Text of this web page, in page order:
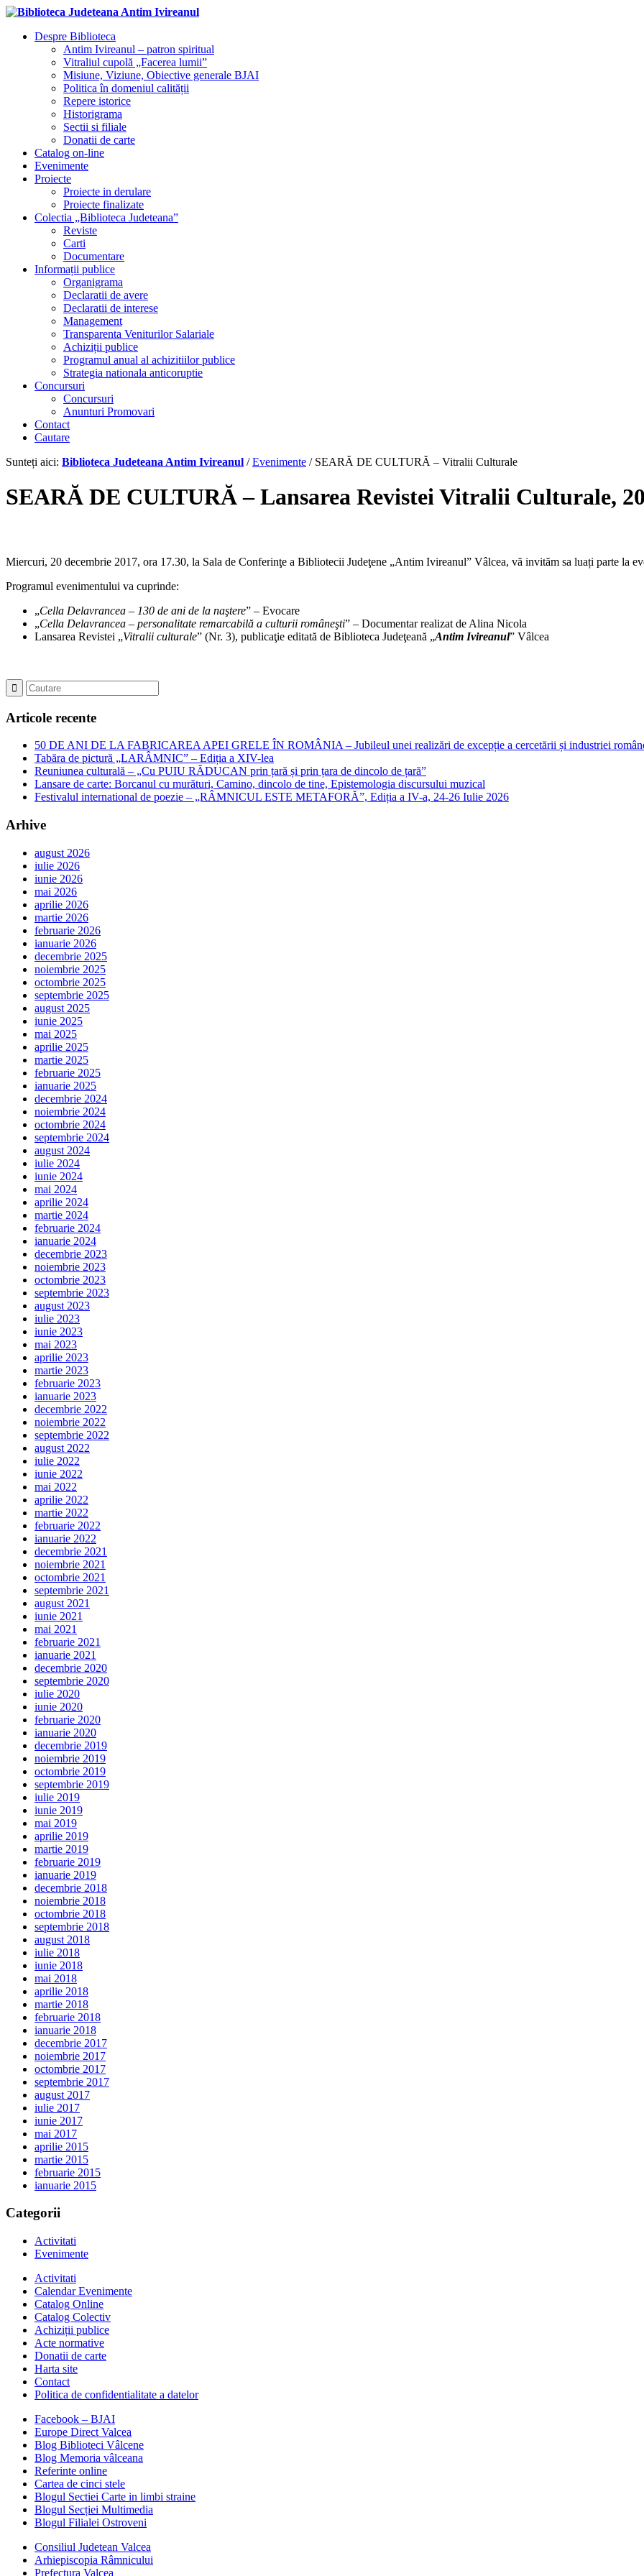
Despre Biblioteca
Antim Ivireanul – patron spiritual
Vitraliul cupolă „Facerea lumii”
Misiune, Viziune, Obiective generale BJAI
Politica în domeniul calității
Repere istorice
Historigrama
Sectii si filiale
Donatii de carte
Catalog on-line
Evenimente
Proiecte
Proiecte in derulare
Proiecte finalizate
Colectia „Biblioteca Judeteana”
Reviste
Carti
Documentare
Informații publice
Organigrama
Declaratii de avere
Declaratii de interese
Management
Transparenta Veniturilor Salariale
Achiziții publice
Programul anual al achizitiilor publice
Strategia nationala anticoruptie
Concursuri
Concursuri
Anunturi Promovari
Contact
Cautare
Sunteți aici: Biblioteca Judeteana Antim Ivireanul / Evenimente / SEARĂ DE CULTURĂ – Vitralii Culturale
SEARĂ DE CULTURĂ – Lansarea Revistei Vitralii Culturale,
Miercuri, 20 decembrie 2017, ora 17.30, la Sala de Conferinţe a Bibliotecii Judeţene „Antim Ivireanul” Vâlcea, vă invităm sa luați parte la
Programul evenimentului va cuprinde:
„Cella Delavrancea – 130 de ani de la naştere” – Evocare
„Cella Delavrancea – personalitate remarcabilă a culturii româneşti” – Documentar realizat de Alina Nicola
Lansarea Revistei „Vitralii culturale” (Nr. 3), publicaţie editată de Biblioteca Judeţeană „Antim Ivireanul” Vâlcea
Articole recente
50 DE ANI DE LA FABRICAREA APEI GRELE ÎN ROMÂNIA – Jubileul unei realizări de excepție a cercetării și industriei
Tabăra de pictură „LARÂMNIC” – Ediția a XIV-lea
Reuniunea culturală – „Cu PUIU RĂDUCAN prin țară și prin țara de dincolo de țară”
Lansare de carte: Borcanul cu murături, Camino, dincolo de tine, Epistemologia discursului muzical
Festivalul international de poezie – „RÂMNICUL ESTE METAFORĂ”, Ediția a IV-a, 24-26 Iulie 2026
Arhive
august 2026
iulie 2026
iunie 2026
mai 2026
aprilie 2026
martie 2026
februarie 2026
ianuarie 2026
decembrie 2025
noiembrie 2025
octombrie 2025
septembrie 2025
august 2025
iunie 2025
mai 2025
aprilie 2025
martie 2025
februarie 2025
ianuarie 2025
decembrie 2024
noiembrie 2024
octombrie 2024
septembrie 2024
august 2024
iulie 2024
iunie 2024
mai 2024
aprilie 2024
martie 2024
februarie 2024
ianuarie 2024
decembrie 2023
noiembrie 2023
octombrie 2023
septembrie 2023
august 2023
iulie 2023
iunie 2023
mai 2023
aprilie 2023
martie 2023
februarie 2023
ianuarie 2023
decembrie 2022
noiembrie 2022
septembrie 2022
august 2022
iulie 2022
iunie 2022
mai 2022
aprilie 2022
martie 2022
februarie 2022
ianuarie 2022
decembrie 2021
noiembrie 2021
octombrie 2021
septembrie 2021
august 2021
iunie 2021
mai 2021
februarie 2021
ianuarie 2021
decembrie 2020
septembrie 2020
iulie 2020
iunie 2020
februarie 2020
ianuarie 2020
decembrie 2019
noiembrie 2019
octombrie 2019
septembrie 2019
iulie 2019
iunie 2019
mai 2019
aprilie 2019
martie 2019
februarie 2019
ianuarie 2019
decembrie 2018
noiembrie 2018
octombrie 2018
septembrie 2018
august 2018
iulie 2018
iunie 2018
mai 2018
aprilie 2018
martie 2018
februarie 2018
ianuarie 2018
decembrie 2017
noiembrie 2017
octombrie 2017
septembrie 2017
august 2017
iulie 2017
iunie 2017
mai 2017
aprilie 2015
martie 2015
februarie 2015
ianuarie 2015
Categorii
Activitati
Evenimente
Activitati
Calendar Evenimente
Catalog Online
Catalog Colectiv
Achiziții publice
Acte normative
Donatii de carte
Harta site
Contact
Politica de confidentialitate a datelor
Facebook – BJAI
Europe Direct Valcea
Blog Biblioteci Vâlcene
Blog Memoria vâlceana
Referinte online
Cartea de cinci stele
Blogul Sectiei Carte in limbi straine
Blogul Secției Multimedia
Blogul Filialei Ostroveni
Consiliul Judetean Valcea
Arhiepiscopia Râmnicului
Prefectura Valcea